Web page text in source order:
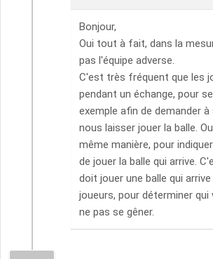
Bonjour,
Oui tout à fait, dans la
pas l'équipe adverse.
C'est très fréquent que les
pendant un échange, pour
exemple afin de demander
nous laisser jouer la balle.
même manière, pour
de jouer la balle qui arrive.
doit jouer une balle qui
joueurs, pour déterminer qui
ne pas se gêner.